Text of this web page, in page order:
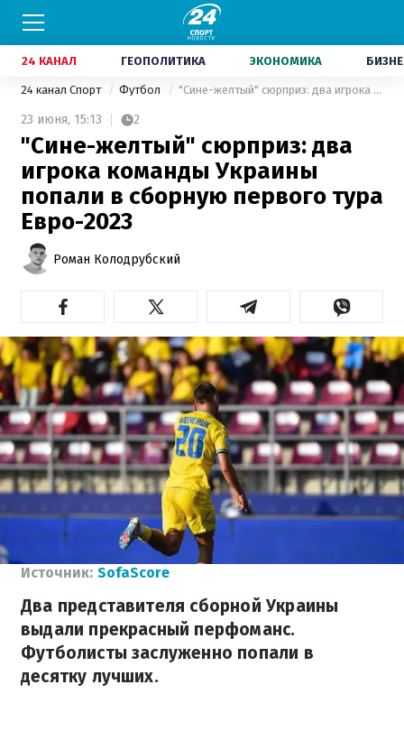
24 КАНАЛ ГЕОПОЛИТИКА ЭКОНОМИКА
24 канал Спорт Футбол "Сине-желтый" сюрприз: два игрока команды Украины попали в сборную первого тура Евро-2023
23 июня, 15:13 2
"Сине-желтый" сюрприз: два
игрока команды Украины
попали в сборную первого тура
Евро-2023
Роман Колодрубский
Источник: SofaScore
Два представителя сборной Украины
выдали прекрасный перфоманс.
Футболисты заслуженно попали в
десятку лучших.